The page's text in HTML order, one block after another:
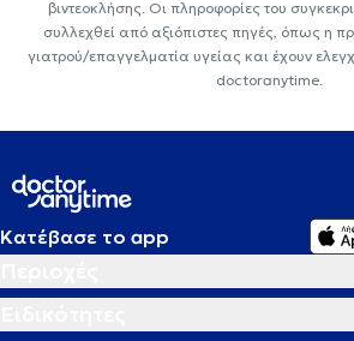
βιντεοκλήσης. Οι πληροφορίες του
συλλεχθεί από αξιόπιστες πηγές, όπως η
γιατρού/επαγγελματία υγείας και έχουν
doctoranytime.
Κατέβασε το app